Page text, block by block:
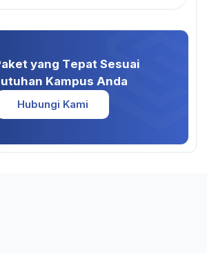
yang Tepat Sesuai
Kampus Anda
Hubungi Kami